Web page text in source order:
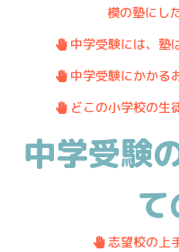
模の塾にし
. 中学受験には、塾
. 中学受験にかかる
. どこの小学校の生
中学受験
.志望校の上